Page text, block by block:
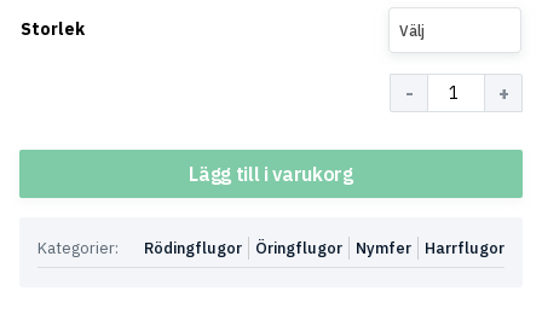
Storlek Välj
Lägg till i varukorg
Kategorier: Harrflugor
Nymfer
Öringflugor
Rödingflugor